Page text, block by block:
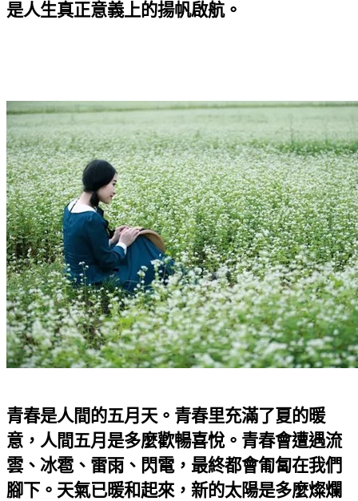
是人生真正意義上的揚帆啟航。
青春是人間的五月天。青春里充滿了夏的暖
意，人間五月是多麼歡暢喜悅。青春會遭遇流
雲、冰雹、雷雨、閃電，最終都會匍匐在我們
腳下。天氣已暖和起來，新的太陽是多麼燦爛